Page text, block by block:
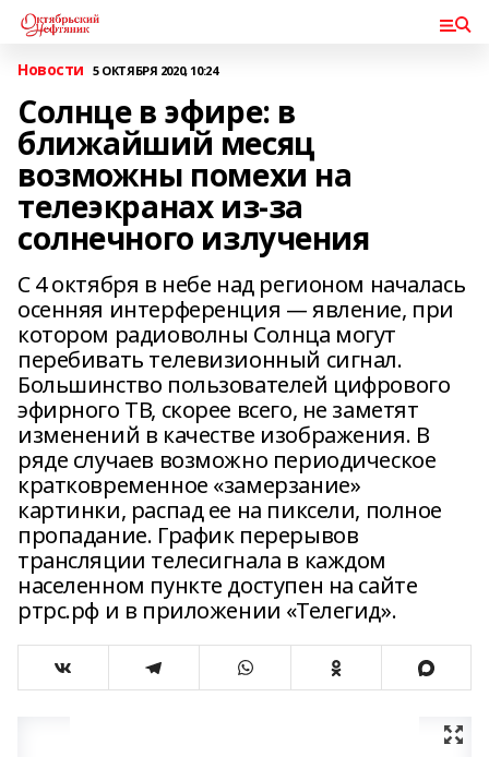
Новости 5 ОКТЯБРЯ 2020, 10:24
Солнце в эфире: в
ближайший месяц
возможны помехи на
телеэкранах из-за
солнечного излучения
С 4 октября в небе над регионом началась
осенняя интерференция — явление, при
котором радиоволны Солнца могут
перебивать телевизионный сигнал.
Большинство пользователей цифрового
эфирного ТВ, скорее всего, не заметят
изменений в качестве изображения. В
ряде случаев возможно периодическое
кратковременное «замерзание»
картинки, распад ее на пиксели, полное
пропадание. График перерывов
трансляции телесигнала в каждом
населенном пункте доступен на сайте
ртрс.рф и в приложении «Телегид».